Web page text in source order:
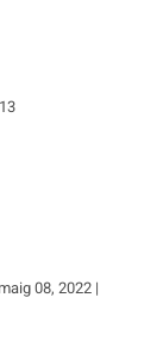
maig 08, 2022 |